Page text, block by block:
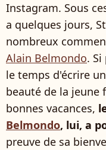
Instagram. Sous
a quelques jours,
nombreux
Alain Belmondo.
le temps d'écrire
beauté de la jeune
bonnes vacances,
Belmondo, lui, a
preuve de sa